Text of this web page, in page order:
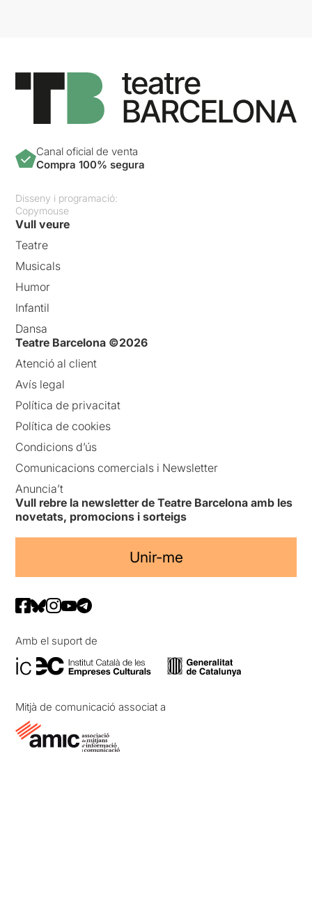
Canal oficial de venta
Compra 100% segura
Disseny i programació:
Copymouse
Vull veure
Teatre
Musicals
Humor
Infantil
Dansa
Teatre Barcelona ©2026
Atenció al client
Avís legal
Política de privacitat
Política de cookies
Condicions d’ús
Comunicacions comercials i Newsletter
Anuncia’t
Vull rebre la newsletter de Teatre Barcelona amb les
novetats, promocions i sorteigs
Unir-me
Amb el suport de
Mitjà de comunicació associat a